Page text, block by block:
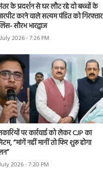
के प्रदर्शन से घर लौट रहे दो बच्चों के
करने वाले सत्यम पंडित को गिरफ्तार
सौरभ भारद्वाज
2026 - 7:26 PM
पर कार्रवाई को लेकर CJP का
“मांगें नहीं मानीं तो फिर शुरू होगा
2026 - 7:20 PM